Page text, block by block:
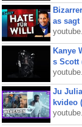
as
Kanye
s Scott
Ju
kvideo